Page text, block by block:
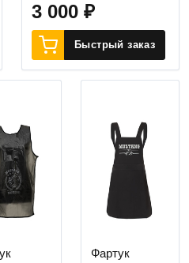
3 000 ₽
Быстрый заказ
Фартук